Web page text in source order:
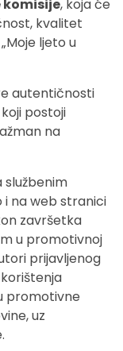
komisije, koja će
kvalitet
ljeto u
autentičnosti
postoji
na
i na web stranici
završetka
u promotivnoj
prijavljenog
promotivne
uz